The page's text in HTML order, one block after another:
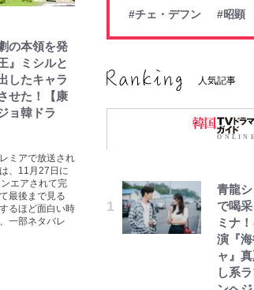
の本領を発
』ミシルと
したキャラ
せた！【康
ョ韓ドラ
ミアで放送され
、11月27日に
エアされて完
最後まで見る
るほど面白い時
一部ネタバレ
#チェ・デフン
#昭顕
人気記事
青龍
で喝
ミナ
演『
ャ』
し系